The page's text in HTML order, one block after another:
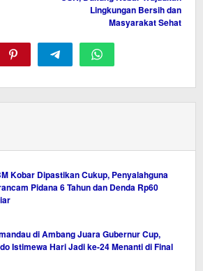
Lingkungan Bersih dan
Masyarakat Sehat
Kobar Dipastikan Cukup, Penyalahguna
Pidana 6 Tahun dan Denda Rp60
di Ambang Juara Gubernur Cup,
Istimewa Hari Jadi ke-24 Menanti di Final